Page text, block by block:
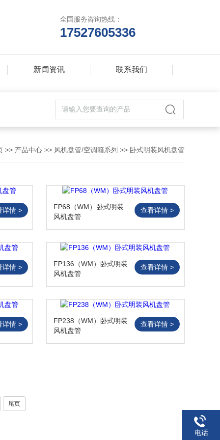
全国服务咨询热线：
17527605336
新闻资讯 联系我们
>> 产品中心 >> 风机盘管/空调箱系列 >> 卧式明装风机盘管
详情 >
FP68（WM）卧式明装
风机盘管
查看详情 >
详情 >
FP136（WM）卧式明装
风机盘管
查看详情 >
详情 >
FP238（WM）卧式明装
风机盘管
查看详情 >
尾页
电话